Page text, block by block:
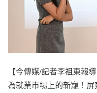
【今傳媒/記者李祖東報
為就業市場上的新寵！